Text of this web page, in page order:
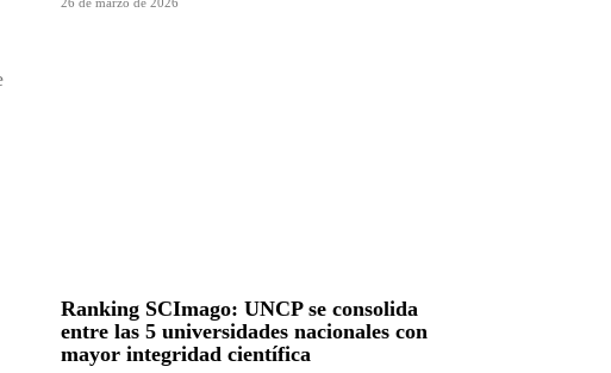
26 de marzo de 2026
Ranking SCImago: UNCP se consolida
entre las 5 universidades nacionales con
mayor integridad científica